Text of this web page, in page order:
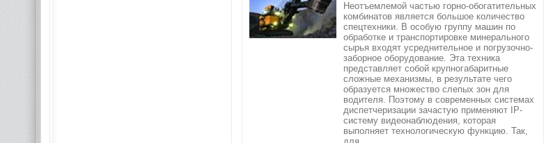
Неотъемлемой частью горно-обогатительных
комбинатов является большое количество
спецтехники. В особую группу машин по
обработке и транспортировке минерального
сырья входят усреднительное и погрузочно-
заборное оборудование. Эта техника
представляет собой крупногабаритные
сложные механизмы, в результате чего
образуется множество слепых зон для
водителя. Поэтому в современных системах
диспетчеризации зачастую применяют IP-
систему видеонаблюдения, которая
выполняет технологическую функцию. Так,